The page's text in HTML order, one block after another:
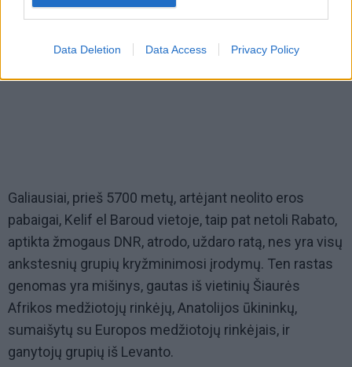
Data Deletion Data Access Privacy Policy
Galiausiai, prieš 5700 metų, artėjant neolito eros
pabaigai, Kelif el Baroud vietoje, taip pat netoli Rabato,
aptikta žmogaus DNR, atrodo, uždaro ratą, nes yra visų
ankstesnių grupių kryžminimosi įrodymų. Ten rastas
genomas yra mišinys, gautas iš vietinių Šiaurės
Afrikos medžiotojų rinkėjų, Anatolijos ūkininkų,
sumaišytų su Europos medžiotojų rinkėjais, ir
ganytojų grupių iš Levanto.